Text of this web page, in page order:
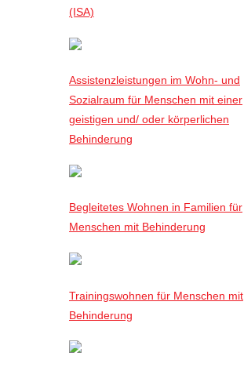
(ISA)
Assistenzleistungen im Wohn- und
Sozialraum für Menschen mit einer
geistigen und/ oder körperlichen
Behinderung
Begleitetes Wohnen in Familien für
Menschen mit Behinderung
Trainingswohnen für Menschen mit
Behinderung